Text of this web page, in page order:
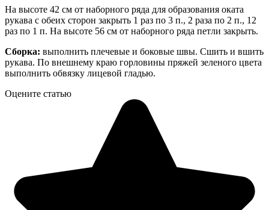
На высоте 42 см от наборного ряда для образования оката
рукава с обеих сторон закрыть 1 раз по 3 п., 2 раза по 2 п., 12
раз по 1 п. На высоте 56 см от наборного ряда петли закрыть.
Сборка: выполнить плечевые и боковые швы. Сшить и вшить
рукава. По внешнему краю горловины пряжей зеленого цвета
выполнить обвязку лицевой гладью.
Оцените статью